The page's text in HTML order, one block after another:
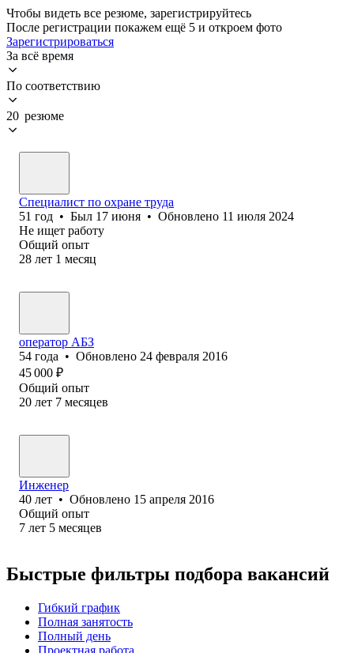
Чтобы видеть все резюме, зарегистрируйтесь
После регистрации покажем ещё 5 и откроем фото
Зарегистрироваться
За всё время
По соответствию
20 резюме
Специалист по охране труда
51 год • Был 17 июня • Обновлено 11 июля 2024
Не ищет работу
Общий опыт
28 лет 1 месяц
оператор АБЗ
54 года • Обновлено 24 февраля 2016
45 000 ₽
Общий опыт
20 лет 7 месяцев
Инженер
40 лет • Обновлено 15 апреля 2016
Общий опыт
7 лет 5 месяцев
Быстрые фильтры подбора вакансий
Гибкий график
Полная занятость
Полный день
Проектная работа